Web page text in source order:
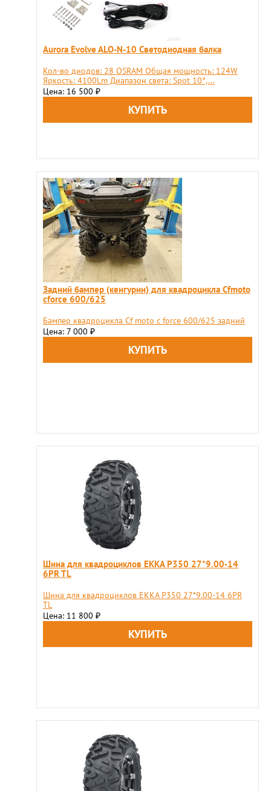
Aurora Evolve ALO-N-10 Светодиодная балка
Кол-во диодов: 28 OSRAM Общая мощность: 124W
Яркость: 4100Lm Диапазон света: Spot 10°,...
Цена: 16 500 ₽
Задний бампер (кенгурин) для квадроцикла Сfmoto
cforce 600/625
Бампер квадроцикла Сf moto c force 600/625 задний
Цена: 7 000 ₽
Шина для квадроциклов EKKA Р350 27*9.00-14
6PR TL
Шина для квадроциклов EKKA Р350 27*9.00-14 6PR
TL
Цена: 11 800 ₽